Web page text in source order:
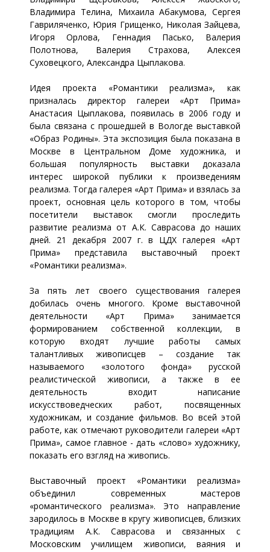
Владимира Телина, Михаила Абакумова, Сергея
Гавриляченко, Юрия Грищенко, Николая Зайцева,
Игоря Орлова, Геннадия Пасько, Валерия
Полотнова, Валерия Страхова, Алексея
Суховецкого, Александра Цыплакова.
Идея проекта «Романтики реализма», как
призналась директор галереи «Арт Прима»
Анастасия Цыплакова, появилась в 2006 году и
была связана с прошедшей в Вологде выставкой
«Образ Родины». Эта экспозиция была показана в
Москве в Центральном Доме художника, и
большая популярность выставки доказала
интерес широкой публики к произведениям
реализма. Тогда галерея «Арт Прима» и взялась за
проект, основная цель которого в том, чтобы
посетители выставок смогли проследить
развитие реализма от А.К. Саврасова до наших
дней. 21 декабря 2007 г. в ЦДХ галерея «Арт
Прима» представила выставочный проект
«Романтики реализма».
За пять лет своего существования галерея
добилась очень многого. Кроме выставочной
деятельности «Арт Прима» занимается
формированием собственной коллекции, в
которую входят лучшие работы самых
талантливых живописцев – создание так
называемого «золотого фонда» русской
реалистической живописи, а также в ее
деятельность входит написание
искусствоведческих работ, посвященных
художникам, и создание фильмов. Во всей этой
работе, как отмечают руководители галереи «Арт
Прима», самое главное - дать «слово» художнику,
показать его взгляд на живопись.
Выставочный проект «Романтики реализма»
объединил современных мастеров
«романтического реализма». Это направление
зародилось в Москве в кругу живописцев, близких
традициям А.К. Саврасова и связанных с
Московским училищем живописи, ваяния и